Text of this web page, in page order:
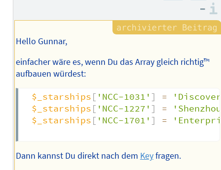
Autors
–
Hello Gunnar,
einfacher wäre es, wenn Du das Array gleich richtig™
aufbauen würdest:
$_starships [ 'NCC-1031' ] =
$_starships [ 'NCC-1227' ] =
$_starships [ 'NCC-1701' ] =
Dann kannst Du direkt nach dem Keyfragen.